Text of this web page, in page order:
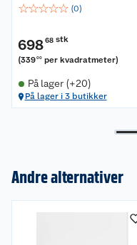
☆☆☆☆☆ (0)
69868 stk
(33900 per kvadratmeter)
På lager (+20)
På lager i 3 butikker
Andre alternativer
Om oss